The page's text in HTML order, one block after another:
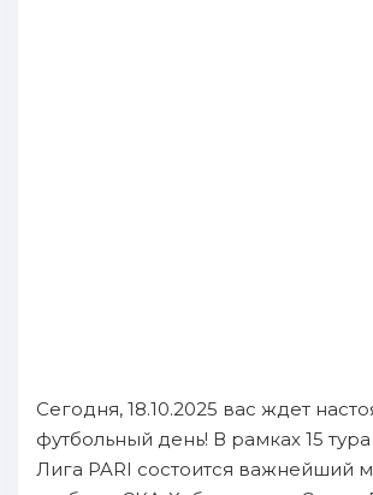
Сегодня, 18.10.2025 вас ждет
футбольный день! В рамках 15
Лига PARI состоится важнейший